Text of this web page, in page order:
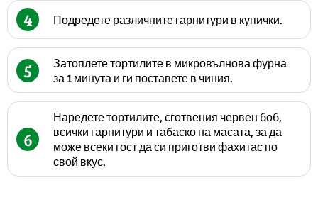
4 Подредете различните гарнитури в купички.
5
Затоплете тортилите в микровълнова фурна
за 1 минута и ги поставете в чиния.
6
Наредете тортилите, сготвения червен боб,
всички гарнитури и табаско на масата, за да
може всеки гост да си приготви фахитас по
свой вкус.